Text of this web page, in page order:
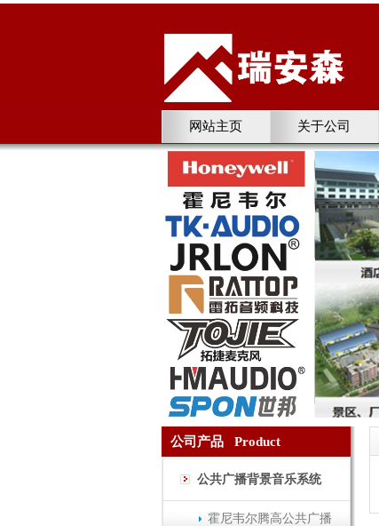
网站主页 关于公司
公司产品 Product
公共广播背景音乐系统
霍尼韦尔腾高公共广播